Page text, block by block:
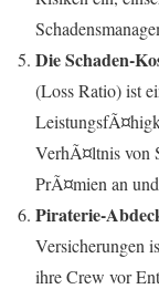
Die Schaden-
(Loss Ratio) ist
VerhÃ¤ltnis von
PrÃ¤mien an
Piraterie-
Versicherungen
ihre Crew vor